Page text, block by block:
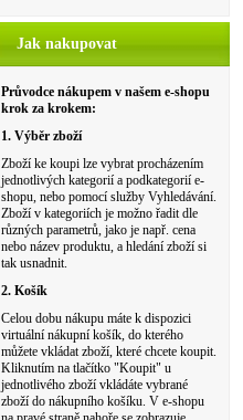
Jak nakupovat
Průvodce nákupem v našem e-shopu
krok za krokem:
1. Výběr zboží
Zboží ke koupi lze vybrat procházením
jednotlivých kategorií a podkategorií e-
shopu, nebo pomocí služby Vyhledávání.
Zboží v kategoriích je možno řadit dle
různých parametrů, jako je např. cena
nebo název produktu, a hledání zboží si
tak usnadnit.
2. Košík
Celou dobu nákupu máte k dispozici
virtuální nákupní košík, do kterého
můžete vkládat zboží, které chcete koupit.
Kliknutím na tlačítko "Koupit" u
jednotlivého zboží vkládáte vybrané
zboží do nákupního košíku. V e-shopu